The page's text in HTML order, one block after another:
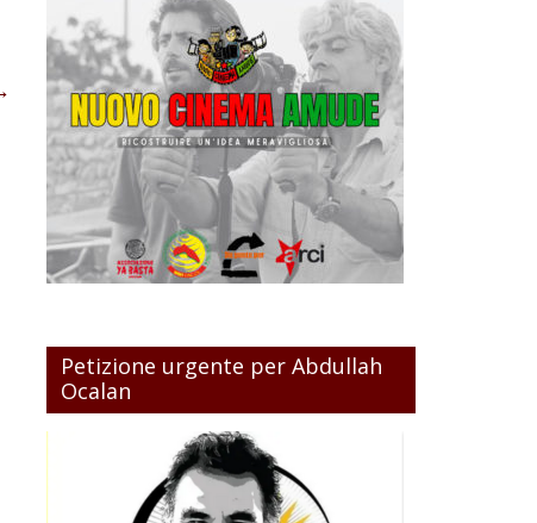
Petizione urgente per Abdullah
Ocalan